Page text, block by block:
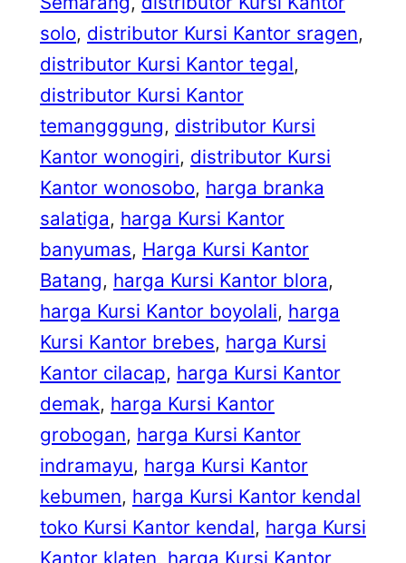
solo, distributor Kursi Kantor sragen
distributor Kursi Kantor tegal
distributor Kursi Kantor
temangggung, distributor Kursi
Kantor wonogiri, distributor Kursi
Kantor wonosobo, harga branka
salatiga, harga Kursi Kantor
banyumas, Harga Kursi Kantor
Batang, harga Kursi Kantor blora
harga Kursi Kantor boyolali, harga
Kursi Kantor brebes, harga Kursi
Kantor cilacap, harga Kursi Kantor
demak, harga Kursi Kantor
grobogan, harga Kursi Kantor
indramayu, harga Kursi Kantor
kebumen, harga Kursi Kantor kendal
toko Kursi Kantor kendal, harga Kursi
Kantor klaten harga Kursi Kantor